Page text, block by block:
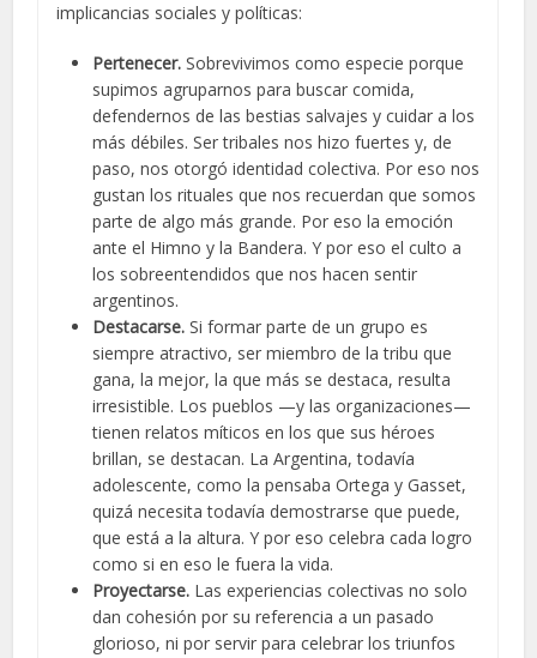
implicancias sociales y políticas:
Pertenecer. Sobrevivimos como especie porque
supimos agruparnos para buscar comida,
defendernos de las bestias salvajes y cuidar a los
más débiles. Ser tribales nos hizo fuertes y, de
paso, nos otorgó identidad colectiva. Por eso nos
gustan los rituales que nos recuerdan que somos
parte de algo más grande. Por eso la emoción
ante el Himno y la Bandera. Y por eso el culto a
los sobreentendidos que nos hacen sentir
argentinos.
Destacarse. Si formar parte de un grupo es
siempre atractivo, ser miembro de la tribu que
gana, la mejor, la que más se destaca, resulta
irresistible. Los pueblos —y las organizaciones—
tienen relatos míticos en los que sus héroes
brillan, se destacan. La Argentina, todavía
adolescente, como la pensaba Ortega y Gasset,
quizá necesita todavía demostrarse que puede,
que está a la altura. Y por eso celebra cada logro
como si en eso le fuera la vida.
Proyectarse. Las experiencias colectivas no solo
dan cohesión por su referencia a un pasado
glorioso, ni por servir para celebrar los triunfos